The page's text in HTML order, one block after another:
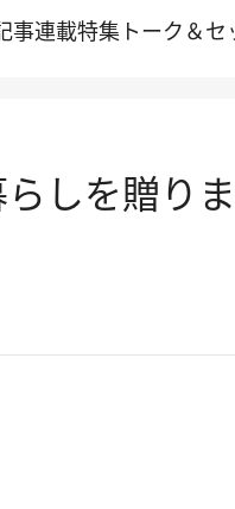
事連載特集 トーク＆
しを贈り